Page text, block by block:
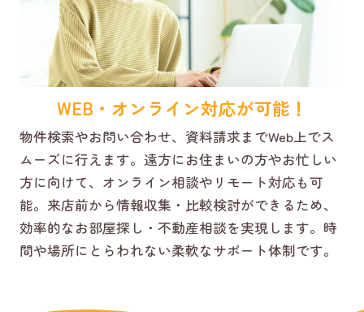
WEB・オンライン対応が可能！
物件検索やお問い合わせ、資料請求までWeb上でス
ムーズに行えます。遠方にお住まいの方やお忙しい
方に向けて、オンライン相談やリモート対応も可
能。来店前から情報収集・比較検討ができるため、
効率的なお部屋探し・不動産相談を実現します。時
間や場所にとらわれない柔軟なサポート体制です。